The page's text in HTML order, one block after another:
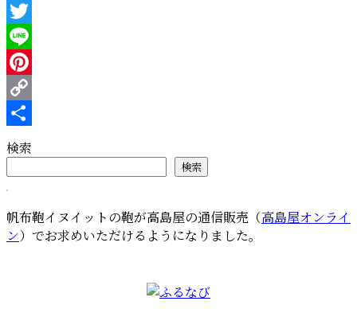
Facebook
Twitter
Line
Pinterest
Copy
Link
共
有
検索
検索
帆布鞄イヌイットの鞄が高島屋の通信販売（高島屋オンライ
ン）でお求めいただけるようになりました。